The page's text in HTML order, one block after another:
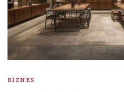
BIZNES